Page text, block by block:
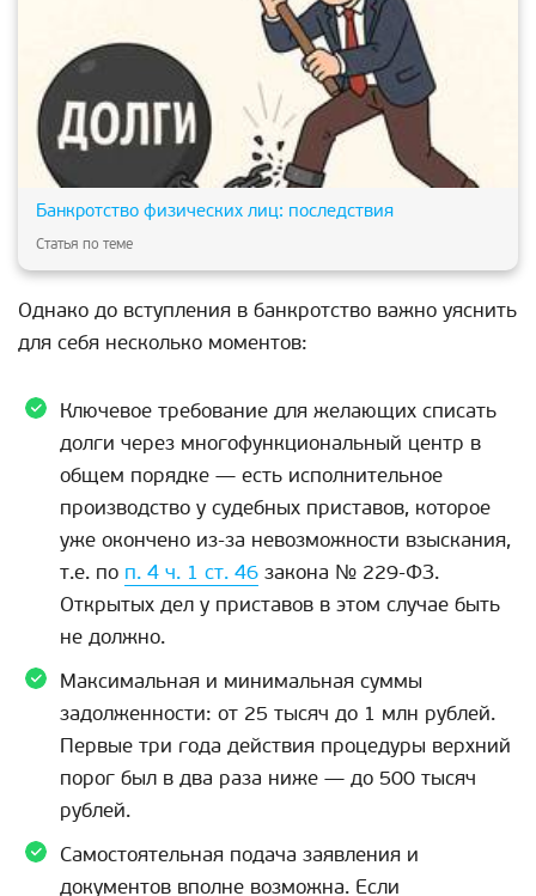
Банкротство физических лиц: последствия
Статья по теме
Однако до вступления в банкротство важно уяснить
для себя несколько моментов:
Ключевое требование для желающих списать
долги через многофункциональный центр в
общем порядке — есть исполнительное
производство у судебных приставов, которое
уже окончено из-за невозможности взыскания,
т.е. по п. 4 ч. 1 ст. 46 закона № 229-ФЗ.
Открытых дел у приставов в этом случае быть
не должно.
Максимальная и минимальная суммы
задолженности: от 25 тысяч до 1 млн рублей.
Первые три года действия процедуры верхний
порог был в два раза ниже — до 500 тысяч
рублей.
Самостоятельная подача заявления и
документов вполне возможна. Если